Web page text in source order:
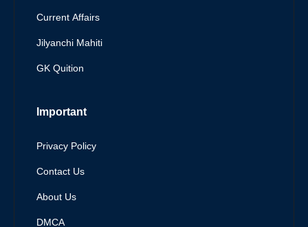
Current Affairs
Jilyanchi Mahiti
GK Quition
Important
Privacy Policy
Contact Us
About Us
DMCA